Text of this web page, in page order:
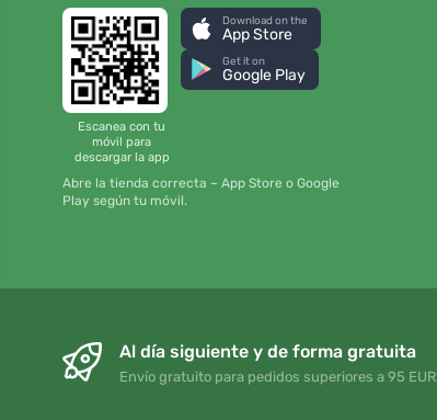
Escanea con tu
móvil para
descargar la app
Download on the
App Store
Get it on
Google Play
Abre la tienda correcta – App Store o Google
Play según tu móvil.
Al día siguiente y de forma gratuita
Envío gratuito para pedidos superiores a 95 EUR